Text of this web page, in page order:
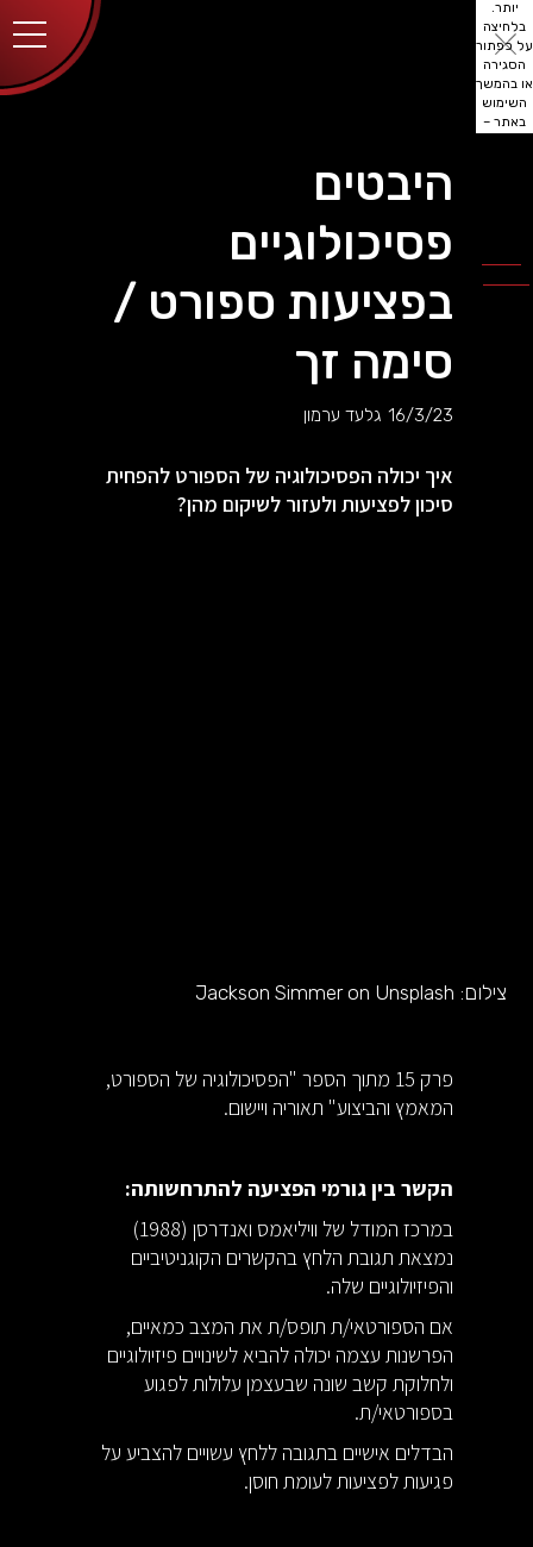
יותר.
בלחיצה
על כפתור
הסגירה
או בהמשך
השימוש
באתר –
היבטים
פסיכולוגיים
בפציעות ספורט /
סימה זך
16/3/23 גלעד ערמון
איך יכולה הפסיכולוגיה של הספורט להפחית
סיכון לפציעות ולעזור לשיקום מהן?
צילום: Jackson Simmer on Unsplash
פרק 15 מתוך הספר "הפסיכולוגיה של הספורט,
המאמץ והביצוע" תאוריה ויישום.
הקשר בין גורמי הפציעה להתרחשותה:
במרכז המודל של וויליאמס ואנדרסן (1988)
נמצאת תגובת הלחץ בהקשרים הקוגניטיביים
והפיזיולוגיים שלה.
אם הספורטאי/ת תופס/ת את המצב כמאיים,
הפרשנות עצמה יכולה להביא לשינויים פיזיולוגיים
ולחלוקת קשב שונה שבעצמן עלולות לפגוע
בספורטאי/ת.
הבדלים אישיים בתגובה ללחץ עשויים להצביע על
פגיעות לפציעות לעומת חוסן.